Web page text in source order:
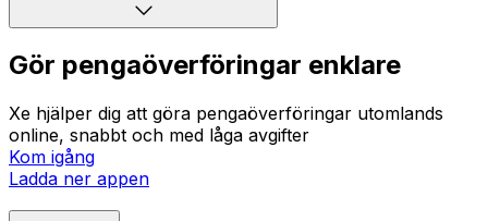
Gör pengaöverföringar enklare
Xe hjälper dig att göra pengaöverföringar utomlands
online, snabbt och med låga avgifter
Kom igång
Ladda ner appen